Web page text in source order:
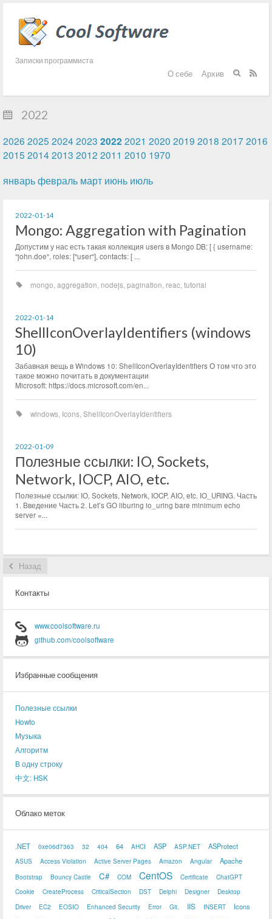
Записки программиста
О себе Архив  
2022
2026 2025 2024 2023 2022 2021 2020 2019 2018 2017 2016
2015 2014 2013 2012 2011 2010 1970
январьфевраль март июнь июль
2022-01-14
Mongo: Aggregation with Pagination
Допустим у нас есть такая коллекция users в Mongo DB: [ { username:
"john.doe", roles: ["user"], contacts: [ ...
mongo aggregation nodejs pagination reac tutorial
2022-01-14
ShellIconOverlayIdentifiers (windows
10)
Забавная вещь в Windows 10: ShellIconOverlayIdentifiers О том что это
такое можно почитать в документации
Microsoft: https://docs.microsoft.com/en...
windows Icons ShellIconOverlayIdentifiers
2022-01-09
Полезные ссылки: IO, Sockets,
Network, IOCP, AIO, etc.
Полезные ссылки: IO, Sockets, Network, IOCP, AIO, etc. IO_URING. Часть
1. Введение Часть 2. Let’s GO liburing io_uring bare minimum echo
server =...
Назад
Контакты
www.coolsoftware.ru
github.com/coolsoftware
Избранные сообщения
Полезные ссылки
Howto
Музыка
Алгоритм
В одну строку
中文: HSK
Облако меток
.NET 0xe06d7363 32 404 64 AHCI ASP ASP.NET ASProtect
ASUS Access Violation Active Server Pages Amazon Angular Apache
Bootstrap Bouncy Castle C# COM CentOS Certificate
ChatGPT
Cookie
CreateProcess CriticalSection DST Delphi Designer
Desktop
Driver
EC2 EOSIO Enhanced Security Error Git. IIS INSERT Icons